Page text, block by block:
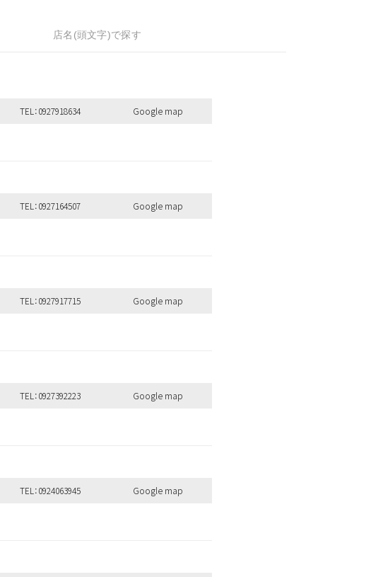
店名(頭文字)で探す
TEL：0927918634 Google map
TEL：0927164507 Google map
TEL：0927917715 Google map
TEL：0927392223 Google map
TEL：0924063945 Google map